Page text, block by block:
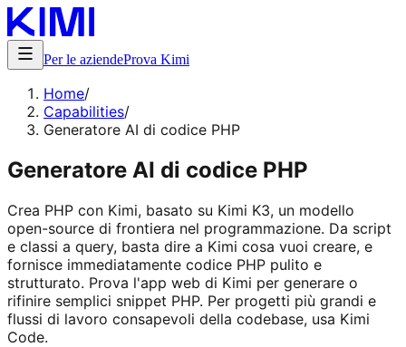
Per le aziendeProva Kimi
Home/
Capabilities/
Generatore AI di codice PHP
Generatore AI di codice PHP
Crea PHP con Kimi, basato su Kimi K3, un modello
open-source di frontiera nel programmazione. Da script
e classi a query, basta dire a Kimi cosa vuoi creare, e
fornisce immediatamente codice PHP pulito e
strutturato. Prova l'app web di Kimi per generare o
rifinire semplici snippet PHP. Per progetti più grandi e
flussi di lavoro consapevoli della codebase, usa Kimi
Code.